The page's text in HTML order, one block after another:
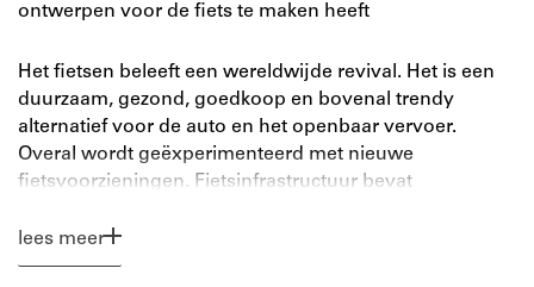
ontwerpen voor de fiets te maken heeft
Het fietsen beleeft een wereldwijde revival. Het is een
duurzaam, gezond, goedkoop en bovenal trendy
alternatief voor de auto en het openbaar vervoer.
Overal wordt geëxperimenteerd met nieuwe
fietsvoorzieningen. Fietsinfrastructuur bevat
van vooraanstaande fietsroutes en een doorkijk naar
toekomstige innovaties.
lees meer